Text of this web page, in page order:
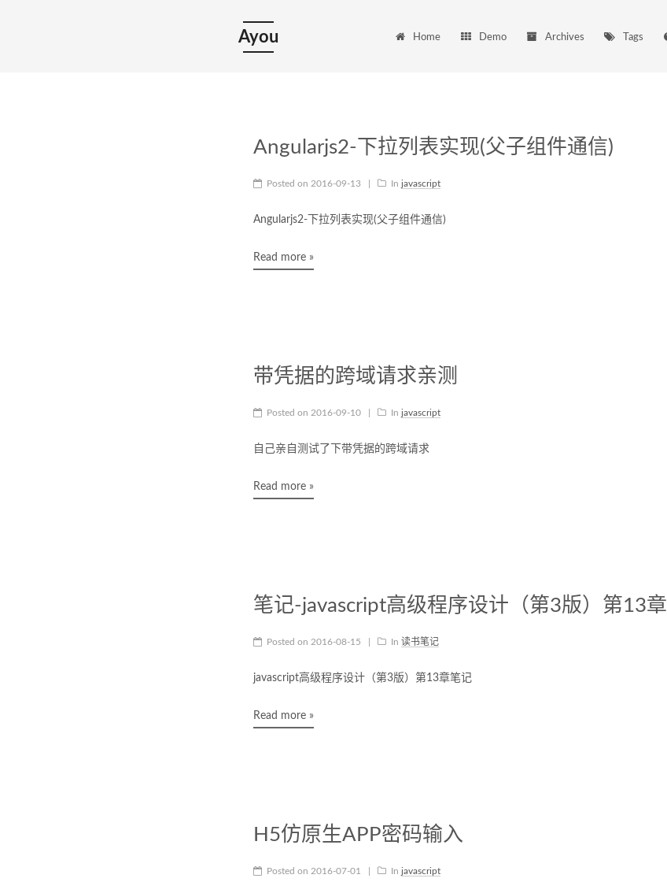
Ayou Home Demo Archives Tags
Angularjs2-下拉列表实现(父子组件通信)
Posted on 2016-09-13 In javascript
Angularjs2-下拉列表实现(父子组件通信)
Read more »
带凭据的跨域请求亲测
Posted on 2016-09-10 In javascript
自己亲自测试了下带凭据的跨域请求
Read more »
笔记-javascript高级程序设计（第3版）第13章
Posted on 2016-08-15 In 读书笔记
javascript高级程序设计（第3版）第13章笔记
Read more »
H5仿原生APP密码输入
Posted on 2016-07-01 In javascript